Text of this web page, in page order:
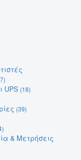
UPS (18)
(39)
& Μετρήσεις